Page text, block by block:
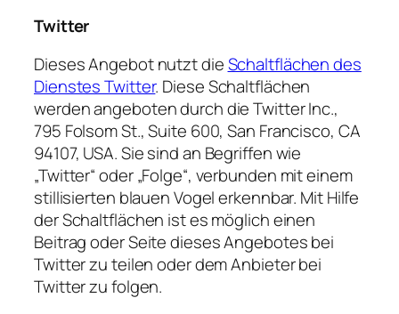
Twitter
Dieses Angebot nutzt dieSchaltflächen des
Dienstes Twitter. Diese Schaltflächen
werden angeboten durch die Twitter Inc.,
795 Folsom St., Suite 600, San Francisco, CA
94107, USA. Sie sind an Begriffen wie
„Twitter“ oder „Folge“, verbunden mit einem
stillisierten blauen Vogel erkennbar. Mit Hilfe
der Schaltflächen ist es möglich einen
Beitrag oder Seite dieses Angebotes bei
Twitter zu teilen oder dem Anbieter bei
Twitter zu folgen.